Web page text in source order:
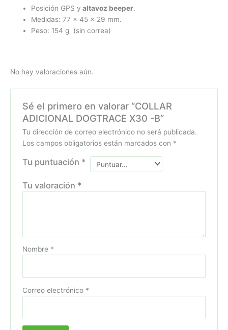
Posición GPS y altavoz beeper.
Medidas: 77 x 45 x 29 mm.
Peso: 154 g (sin correa)
No hay valoraciones aún.
Sé el primero en valorar “COLLAR
ADICIONAL DOGTRACE X30 -B”
Tu dirección de correo electrónico no será publicada.
Los campos obligatorios están marcados con *
Tu puntuación *
Tu valoración *
Nombre *
Correo electrónico *